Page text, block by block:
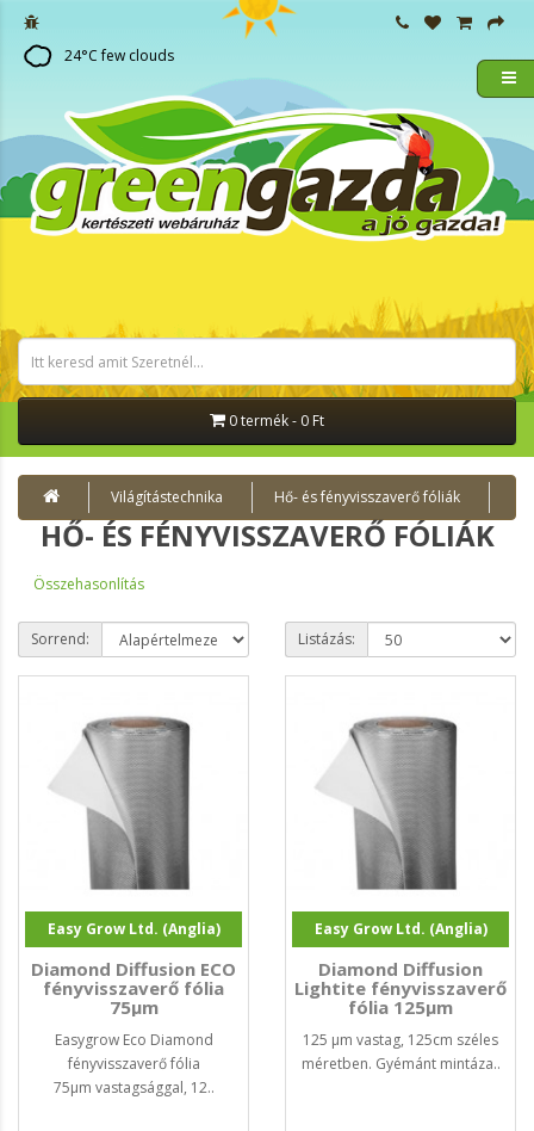
24°C few clouds
0 termék - 0 Ft
Világítástechnika Hő- és fényvisszaverő fóliák
HŐ- ÉS FÉNYVISSZAVERŐ FÓLIÁK
Összehasonlítás
Sorrend: Listázás:
Easy Grow Ltd. (Anglia)
Diamond Diffusion ECO
fényvisszaverő fólia
75µm
Easygrow Eco Diamond
fényvisszaverő fólia
75µm vastagsággal, 12..
Easy Grow Ltd. (Anglia)
Diamond Diffusion
Lightite fényvisszaverő
fólia 125µm
125 µm vastag, 125cm széles
méretben. Gyémánt mintáza..